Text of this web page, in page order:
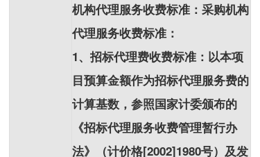
机构代理服务收费标准：采购机构
代理服务收费标准：
1、招标代理费收费标准：以本项
目预算金额作为招标代理服务费的
计算基数，参照国家计委颁布的
《招标代理服务收费管理暂行办
法》（计价格[2002]1980号）及发